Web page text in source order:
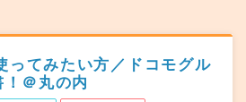
ってみたい方／ドコモグル
＠丸の内